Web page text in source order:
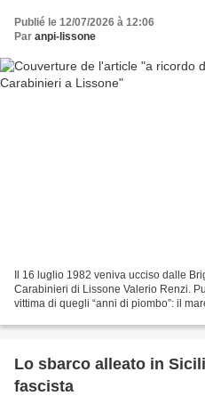
Publié le 12/07/2026 à 12:06
Par anpi-lissone
Il 16 luglio 1982 veniva ucciso dalle
Carabinieri di Lissone Valerio Renzi.
vittima di quegli “anni di piombo”: il
Lo sbarco alleato in
fascista